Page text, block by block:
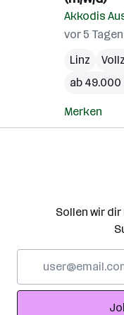
Akkodis
vor 5
Linz
ab
Merken
Sollen wir
Adresse